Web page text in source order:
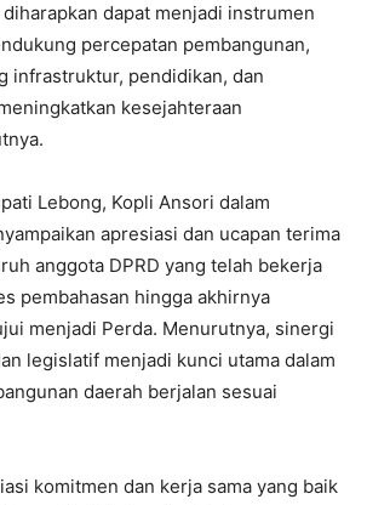
dapat menjadi instrumen
percepatan pembangunan,
infrastruktur, pendidikan, dan
kesejahteraan
Lebong, Kopli Ansori dalam
apresiasi dan ucapan terima
anggota DPRD yang telah bekerja
pembahasan hingga akhirnya
menjadi Perda. Menurutnya, sinergi
legislatif menjadi kunci utama dalam
daerah berjalan sesuai
komitmen dan kerja sama yang baik